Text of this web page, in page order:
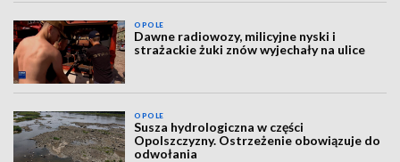
OPOLE
Dawne radiowozy, milicyjne nyski i
strażackie żuki znów wyjechały na ulice
OPOLE
Susza hydrologiczna w części
Opolszczyzny. Ostrzeżenie obowiązuje do
odwołania